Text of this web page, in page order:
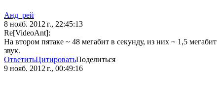
Анд_рей
8 нояб. 2012 г., 22:45:13
Re[VideoAnt]:
На втором пятаке ~ 48 мегабит в секунду, из них ~ 1,5 мегабит
звук.
ОтветитьЦитироватьПоделиться
9 нояб. 2012 г., 00:49:16